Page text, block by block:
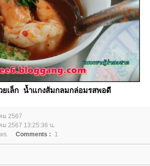
ยเล็ก น้ำแกงส้มกลมกล่อมรสพอดี
ม 2567
2567 13:25:36 น.
Comments : 1